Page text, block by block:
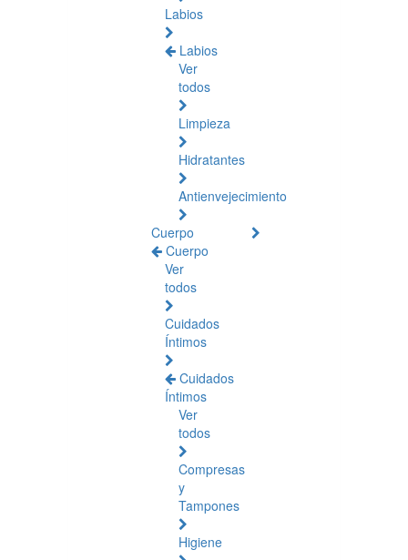
Labios
Labios
Ver
todos
Limpieza
Hidratantes
Antienvejecimiento
Cuerpo
Cuerpo
Ver
todos
Cuidados
Íntimos
Cuidados
Íntimos
Ver
todos
Compresas
y
Tampones
Higiene